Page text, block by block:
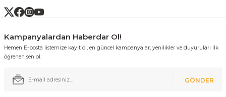
Kampanyalardan Haberdar Ol!
Hemen E-posta listemize kayıt ol, en güncel kampanyalar, yenilikler ve duyuruları ilk
öğrenen sen ol.
GÖNDER